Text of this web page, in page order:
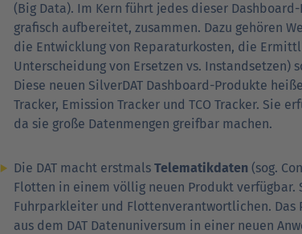
(Big Data). Im Kern führt jedes dieser
grafisch aufbereitet, zusammen. Dazu gehören
die Entwicklung von Reparaturkosten, die
Unterscheidung von Ersetzen vs. Instandsetzen)
Diese neuen SilverDAT Dashboard-Produkte
Tracker, Emission Tracker und TCO Tracker.
da sie große Datenmengen greifbar machen.
Die DAT macht erstmals Telematikdaten (sog.
Flotten in einem völlig neuen Produkt verfügbar.
Fuhrparkleiter und Flottenverantwortlichen.
aus dem DAT Datenuniversum in einer neuen